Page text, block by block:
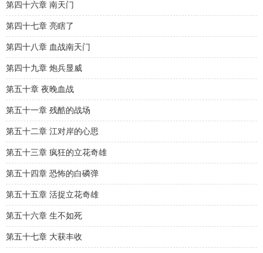
第四十六章 南天门
第四十七章 亮瞎了
第四十八章 血战南天门
第四十九章 炮兵显威
第五十章 夜晚血战
第五十一章 残酷的战场
第五十二章 江对岸的心思
第五十三章 疯狂的立花奇雄
第五十四章 恐怖的白磷弹
第五十五章 活捉立花奇雄
第五十六章 生不如死
第五十七章 大获丰收